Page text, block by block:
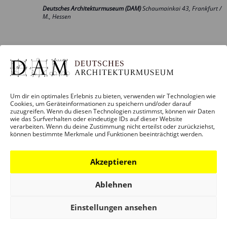
Um dir ein optimales Erlebnis zu bieten, verwenden wir Technologien wie
Cookies, um Geräteinformationen zu speichern und/oder darauf
zuzugreifen. Wenn du diesen Technologien zustimmst, können wir Daten
wie das Surfverhalten oder eindeutige IDs auf dieser Website
verarbeiten. Wenn du deine Zustimmung nicht erteilst oder zurückziehst,
können bestimmte Merkmale und Funktionen beeinträchtigt werden.
Akzeptieren
Ablehnen
Einstellungen ansehen
Deutsches Architekturmuseum (DAM)Schaumainkai 43, Frankfurt /
M., Hessen
Thu
5
BEST HIGH-RISES. International High-Rise
5. November 2026 –4. April 2027